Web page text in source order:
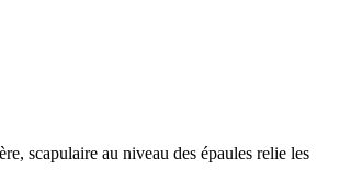
scapulaire au niveau des épaules relie les